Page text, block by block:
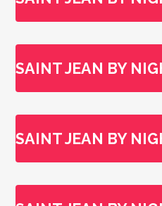
SAINT JEAN BY
SAINT JEAN BY